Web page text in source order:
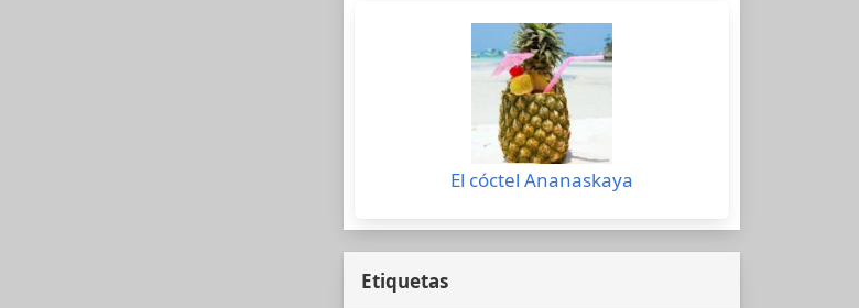
El cóctel Ananaskaya
Etiquetas